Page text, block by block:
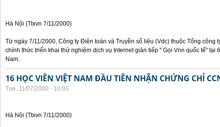
Hà Nội (Ttxvn 7/11/2000)
Từ ngày 7/11/2000, Công ty Điện toán và Truyền số liệu (Vdc) thuộc Tổng công
chính thức triển khai thử nghiệm dịch vụ Internet gián tiếp " Gọi Vnn quốc tế" tại
Nam.
16 HỌC VIÊN VIỆT NAM ĐẦU TIÊN NHẬN CHỨNG CHỈ
Tue, 11/07/2000 - 10:03
Hà Nội (Ttxvn 7/11/2000)